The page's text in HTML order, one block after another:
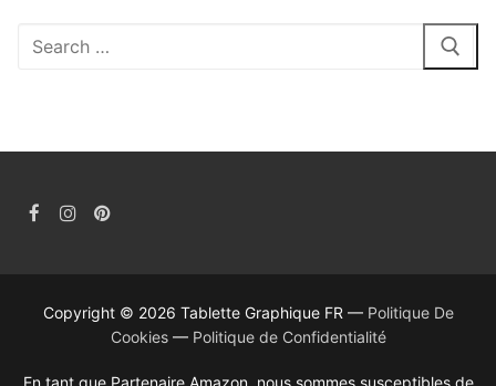
Rechercher
Copyright © 2026 Tablette Graphique FR — Politique De
Cookies— Politique de Confidentialité